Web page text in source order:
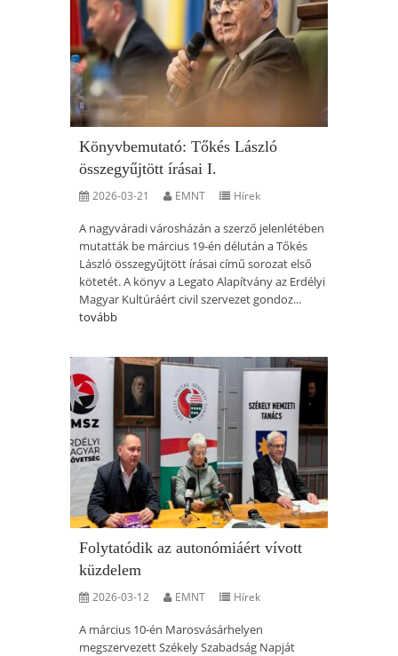
Könyvbemutató: Tőkés László
összegyűjtött írásai I.
2026-03-21 EMNT Hírek
A nagyváradi városházán a szerző jelenlétében
mutatták be március 19-én délután a Tőkés
László összegyűjtött írásai című sorozat első
kötetét. A könyv a Legato Alapítvány az Erdélyi
Magyar Kultúráért civil szervezet gondoz...
tovább
Folytatódik az autonómiáért vívott
küzdelem
2026-03-12 EMNT Hírek
A március 10-én Marosvásárhelyen
megszervezett Székely Szabadság Napját